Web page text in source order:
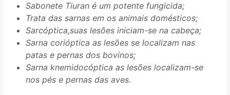
Sabonete Tiuran é um potente fungicida;
Trata das sarnas em os animais domésticos;
Sarcóptica,suas lesões iniciam-se na cabeça;
Sarna corióptica as lesões se localizam nas
patas e pernas dos bovinos;
Sarna knemidocóptica as lesões localizam-se
nos pés e pernas das aves.